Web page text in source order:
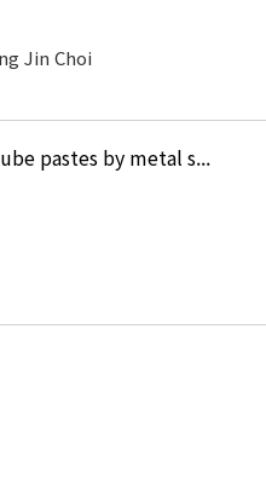
Jin Choi
pastes by metal s...